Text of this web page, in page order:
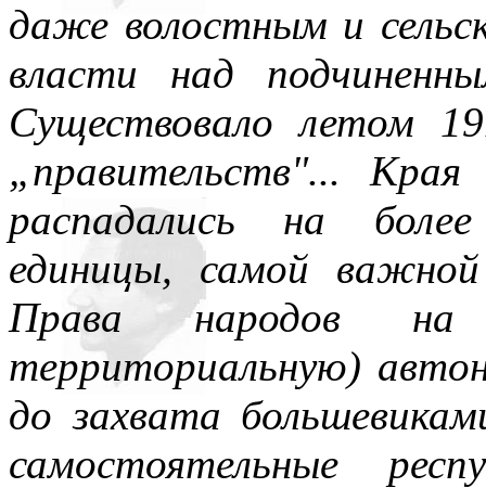
даже волостным и
власти над
Существовало летом
„правительств"...
распадались на
единицы, самой
Права народов на
территориальную)
до захвата
самостоятельные